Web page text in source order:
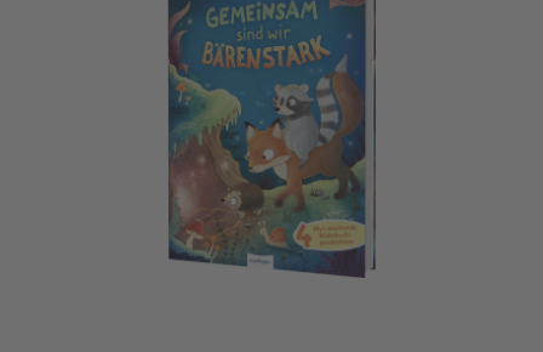
Gemeinsam sind wir bärenstark